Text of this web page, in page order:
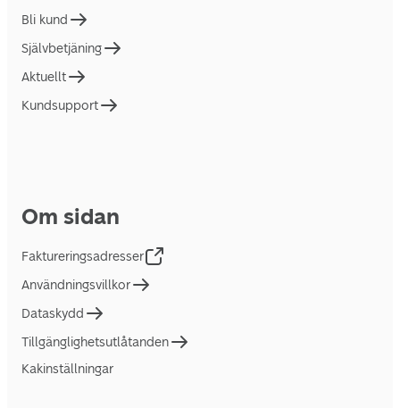
Bli kund
Självbetjäning
Aktuellt
Kundsupport
Om sidan
Faktureringsadresser
Användningsvillkor
Dataskydd
Tillgänglighetsutlåtanden
Kakinställningar